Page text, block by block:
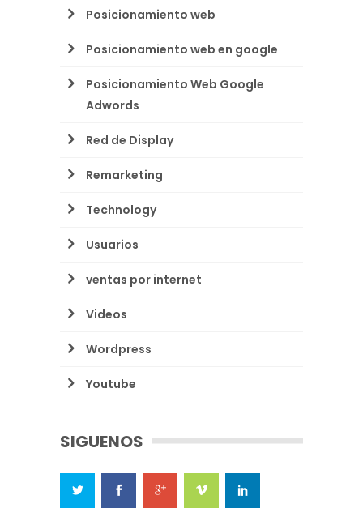
Posicionamiento web
Posicionamiento web en google
Posicionamiento Web Google
Adwords
Red de Display
Remarketing
Technology
Usuarios
ventas por internet
Videos
Wordpress
Youtube
SIGUENOS